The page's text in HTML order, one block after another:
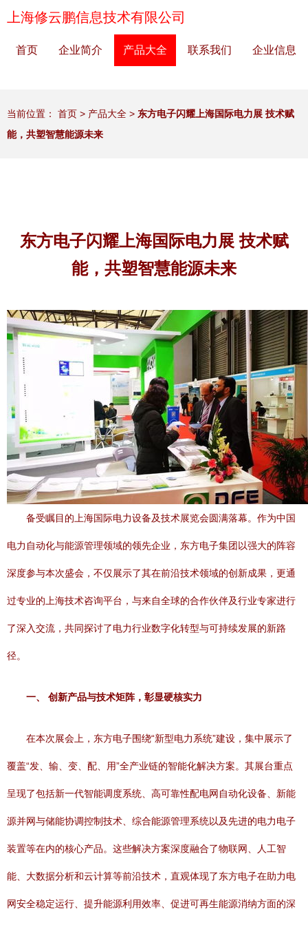
上海修云鹏信息技术有限公司
首页 企业简介 产品大全 联系我们 企业信息
当前位置： 首页 > 产品大全 > 东方电子闪耀上海国际电力展 技术赋
能，共塑智慧能源未来
东方电子闪耀上海国际电力展 技术赋
能，共塑智慧能源未来
备受瞩目的上海国际电力设备及技术展览会圆满落幕。作为中国
电力自动化与能源管理领域的领先企业，东方电子集团以强大的阵容
深度参与本次盛会，不仅展示了其在前沿技术领域的创新成果，更通
过专业的上海技术咨询平台，与来自全球的合作伙伴及行业专家进行
了深入交流，共同探讨了电力行业数字化转型与可持续发展的新路
径。
一、 创新产品与技术矩阵，彰显硬核实力
在本次展会上，东方电子围绕“新型电力系统”建设，集中展示了
覆盖“发、输、变、配、用”全产业链的智能化解决方案。其展台重点
呈现了包括新一代智能调度系统、高可靠性配电网自动化设备、新能
源并网与储能协调控制技术、综合能源管理系统以及先进的电力电子
装置等在内的核心产品。这些解决方案深度融合了物联网、人工智
能、大数据分析和云计算等前沿技术，直观体现了东方电子在助力电
网安全稳定运行、提升能源利用效率、促进可再生能源消纳方面的深